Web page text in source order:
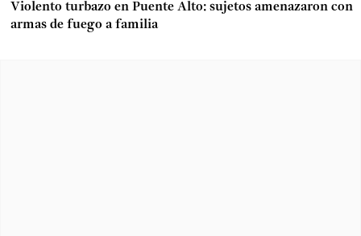
Violento turbazo en Puente Alto: sujetos amenazaron con
armas de fuego a familia